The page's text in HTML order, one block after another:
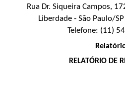
Rua Dr. Siqueira Campos,
Liberdade - São Paulo/
Telefone: (11)
RELATÓRIO DE